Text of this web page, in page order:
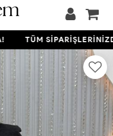
TÜM